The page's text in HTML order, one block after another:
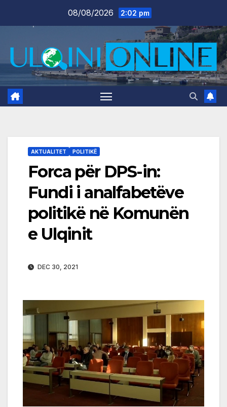
08/08/2026 2:02 pm
AKTUALITET POLITIKË
Forca për DPS-in:
Fundi i analfabetëve
politikë në Komunën
e Ulqinit
DEC 30, 2021